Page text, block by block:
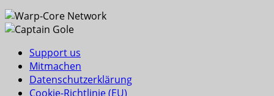
Support us
Mitmachen
Datenschutzerklärung
Cookie-Richtlinie (EU)